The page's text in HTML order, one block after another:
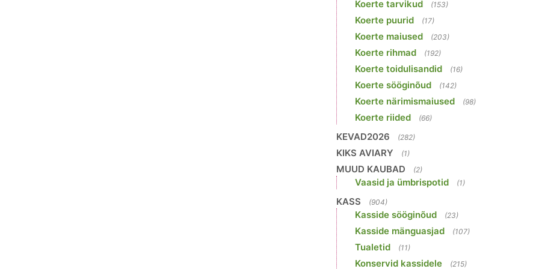
Koerte tarvikud (153)
Koerte puurid (17)
Koerte maiused (203)
Koerte rihmad (192)
Koerte toidulisandid (16)
Koerte sööginõud (142)
Koerte närimismaiused (98)
Koerte riided (66)
KEVAD2026 (282)
KIKS AVIARY (1)
MUUD KAUBAD (2)
Vaasid ja ümbrispotid (1)
KASS (904)
Kasside sööginõud (23)
Kasside mänguasjad (107)
Tualetid (11)
Konservid kassidele (215)